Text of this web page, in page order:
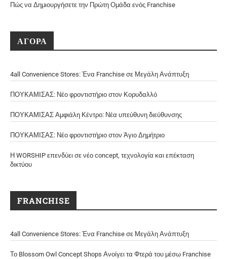
Πώς να Δημιουργήσετε την Πρώτη Ομάδα ενός Franchise
ΑΓΟΡΑ
4all Convenience Stores: Ένα Franchise σε Μεγάλη Ανάπτυξη
ΠΟΥΚΑΜΙΣΑΣ: Νέο φροντιστήριο στον Κορυδαλλό
ΠΟΥΚΑΜΙΣΑΣ Αμφιάλη Κέντρο: Νέα υπεύθυνη διεύθυνσης
ΠΟΥΚΑΜΙΣΑΣ: Νέο φροντιστήριο στον Άγιο Δημήτριο
Η WORSHIP επενδύει σε νέο concept, τεχνολογία και επέκταση
δικτύου
FRANCHISE
4all Convenience Stores: Ένα Franchise σε Μεγάλη Ανάπτυξη
Το Blossom Owl Concept Shops Ανοίγει τα Φτερά του μέσω Franchise